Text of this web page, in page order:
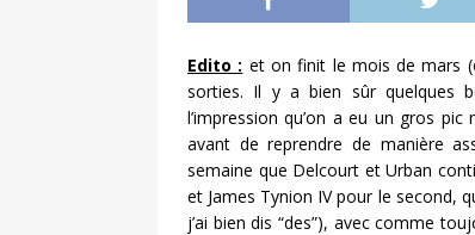
Edito : et on finit le mois de mars
sorties. Il y a bien sûr quelques
l’impression qu’on a eu un gros
avant de reprendre de manière
semaine que Delcourt et Urban
et James Tynion IV pour le second,
j’ai bien dis “des”), avec comme